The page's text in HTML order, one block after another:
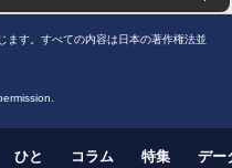
ます。すべての内容は日本の著作権法並
ひと コラム 特集 デー